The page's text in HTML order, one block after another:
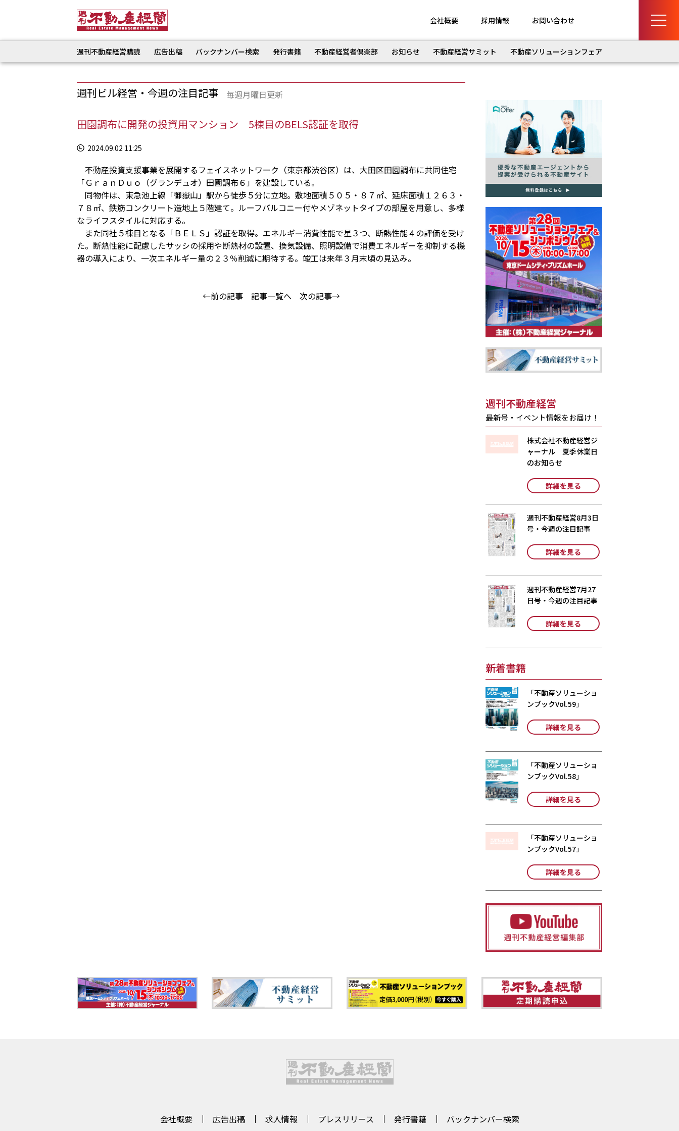
会社概要 採用情報 お問い合わせ
週刊不動産経営購読 広告出稿 バックナンバー検索 発行書籍 不動産経営者倶楽部 お知らせ 不動産経営サミット 不動産ソリューションフェア
週刊ビル経営・今週の注目記事 毎週月曜日更新
田園調布に開発の投資用マンション 5棟目のBELS認証を取得
2024.09.02 11:25
不動産投資支援事業を展開するフェイスネットワーク（東京都渋谷区）は、大田区田園調布に共同住宅
「ＧｒａｎＤｕｏ（グランデュオ）田園調布６」を建設している。
同物件は、東急池上線「御嶽山」駅から徒歩５分に立地。敷地面積５０５・８７㎡、延床面積１２６３・
７８㎡、鉄筋コンクリート造地上５階建て。ルーフバルコニー付やメゾネットタイプの部屋を用意し、多様
なライフスタイルに対応する。
また同社５棟目となる「ＢＥＬＳ」認証を取得。エネルギー消費性能で星３つ、断熱性能４の評価を受け
た。断熱性能に配慮したサッシの採用や断熱材の設置、換気設備、照明設備で消費エネルギーを抑制する機
器の導入により、一次エネルギー量の２３％削減に期待する。竣工は来年３月末頃の見込み。
←前の記事 記事一覧へ 次の記事→
週刊不動産経営
最新号・イベント情報をお届け！
株式会社不動産経営ジ
ャーナル 夏季休業日
のお知らせ
詳細を見る
週刊不動産経営8月3日
号・今週の注目記事
詳細を見る
週刊不動産経営7月27
日号・今週の注目記事
詳細を見る
新着書籍
「不動産ソリューショ
ンブックVol.59」
詳細を見る
「不動産ソリューショ
ンブックVol.58」
詳細を見る
「不動産ソリューショ
ンブックVol.57」
詳細を見る
会社概要 広告出稿 求人情報 プレスリリース 発行書籍 バックナンバー検索